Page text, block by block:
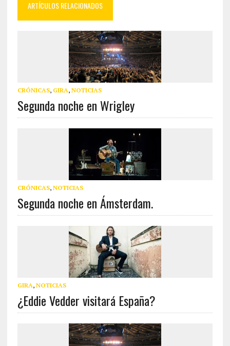
ARTÍCULOS RELACIONADOS
CRÓNICAS, GIRA, NOTICIAS
Segunda noche en Wrigley
CRÓNICAS, NOTICIAS
Segunda noche en Ámsterdam.
GIRA, NOTICIAS
¿Eddie Vedder visitará España?